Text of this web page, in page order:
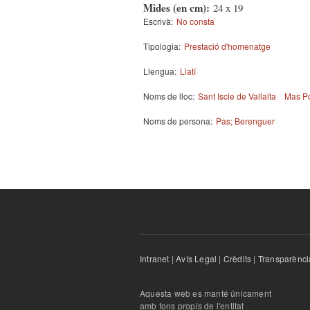
Mides (en cm): 24 x 19
Escrivà: No consta
Tipologia: Prestació d'homenatge
Llengua: Llatí
Noms de lloc: Sant Iscle de Vallalta Mas
Noms de persona: Pas; Berenguer
Intranet |Avís Legal | Crèdits |
Aquesta web es manté únicament
amb fons propis de l'entitat